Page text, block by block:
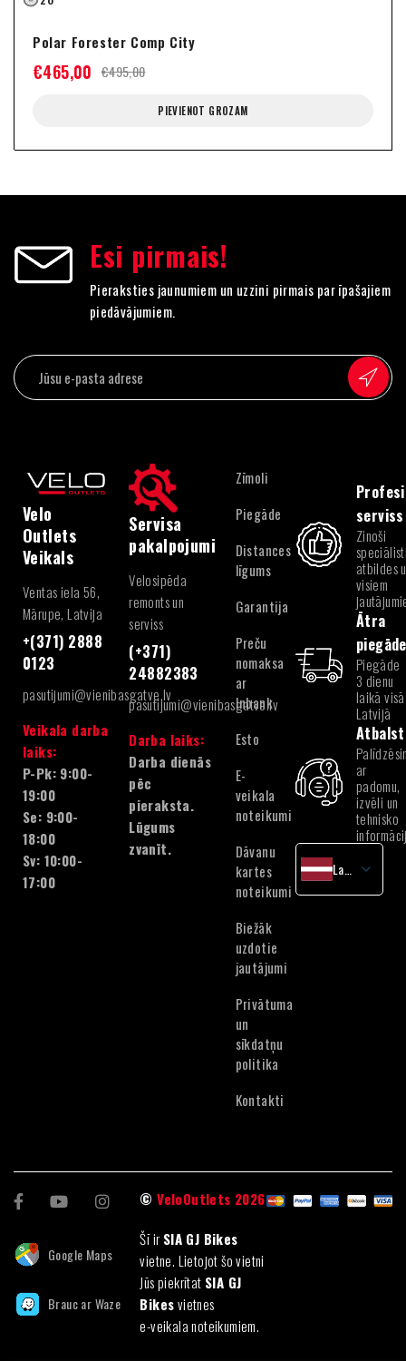
Polar Forester Comp City
€495,00
€465,00
PIEVIENOT GROZAM
Esi pirmais!
Pieraksties jaunumiem un uzzini pirmais par īpašajiem
piedāvājumiem.
Velo
Outlets
Veikals
Ventas iela 56,
Mārupe, Latvija
+(371) 2888
0123
pasutijumi@vienibasgatve.lv
Veikala darba
laiks:
P-Pk: 9:00-
19:00
Se: 9:00-
18:00
Sv: 10:00-
17:00
Servisa
pakalpojumi
Velosipēda
remonts un
serviss
(+371)
24882383
pasutijumi@vienibasgatve.lv
Darba laiks:
Darba dienās
pēc
pieraksta.
Lūgums
zvanīt.
Zīmoli
Piegāde
Distances
līgums
Garantija
Preču
nomaksa
ar
Inbank
Esto
E-
veikala
noteikumi
Dāvanu
kartes
noteikumi
Biežāk
uzdotie
jautājumi
Privātuma
un
sīkdatņu
politika
Kontakti
serviss
Zinoši
atbildes
visiem
Ātra
piegāde
Piegāde
3 dienu
laikā visā
Latvijā
ar
padomu,
izvēli un
tehnisko
English
Google Maps
Brauc ar Waze
©VeloOutlets 2026
Šī irSIA GJ Bikes
vietne. Lietojot šo vietni
Jūs piekrītat SIA GJ
Bikesvietnes
e-veikala noteikumiem.